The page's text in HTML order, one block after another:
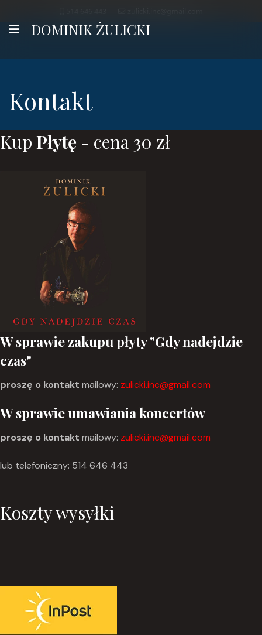
DOMINIK ŻULICKI
Kontakt
Kup Płytę - cena 30 zł
W sprawie zakupu płyty "Gdy nadejdzie
czas"
proszę o kontakt mailowy: zulicki.inc@gmail.com
W sprawie umawiania koncertów
proszę o kontakt mailowy: zulicki.inc@gmail.com
lub telefoniczny: 514 646 443
Koszty wysyłki